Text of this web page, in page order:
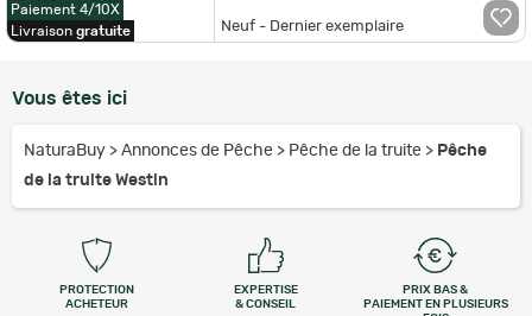
Paiement 4/10X
Livraison gratuite Neuf - Dernier exemplaire
Vous êtes ici
NaturaBuy > Annonces de Pêche > Pêche de la truite > Pêche
de la truite Westin
PROTECTION
ACHETEUR
EXPERTISE
& CONSEIL
PRIX BAS &
PAIEMENT EN PLUSIEURS